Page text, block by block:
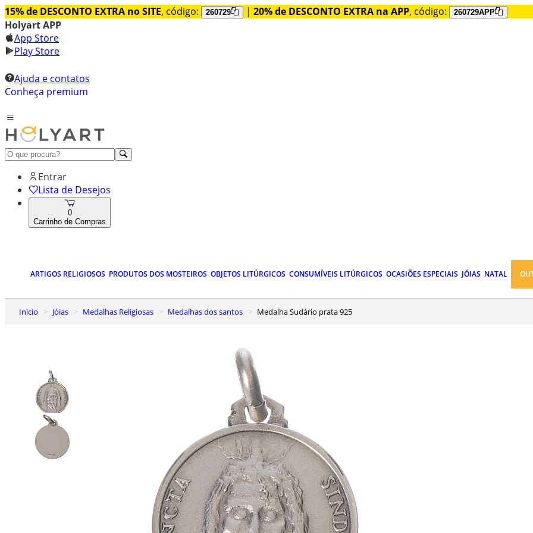
15% de DESCONTO EXTRA no SITE, código: 260729 | 20% de DESCONTO EXTRA na APP, código: 260729APP
Holyart APP
App Store
Play Store
Ajuda e contatos
Conheça premium
Entrar
Lista de Desejos
0
Carrinho de Compras
ARTIGOS RELIGIOSOS PRODUTOS DOS MOSTEIROS OBJETOS LITÚRGICOS CONSUMÍVEIS LITÚRGICOS OCASIÕES ESPECIAIS JÓIAS NATAL
Inicio Jóias Medalhas Religiosas Medalhas dos santos Medalha Sudário prata 925